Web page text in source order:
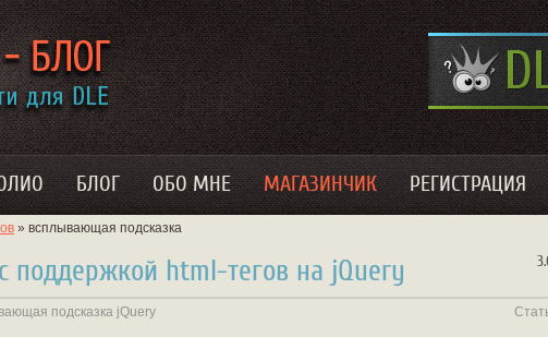
БЛОГ ОБО МНЕ МАГАЗИНЧИК РЕГИСТРАЦИЯ
» всплывающая подсказка
поддержкой html-тегов на jQuery
подсказка jQuery